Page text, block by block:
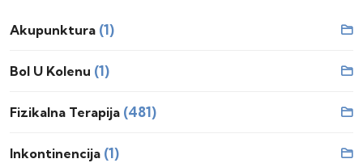
Akupunktura (1)
Bol U Kolenu (1)
Fizikalna Terapija (481)
Inkontinencija (1)